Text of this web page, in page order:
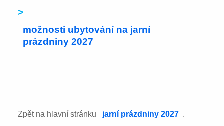
>
možnosti ubytování na jarní
prázdniny 2027
Zpět na hlavní stránku jarní prázdniny 2027 .